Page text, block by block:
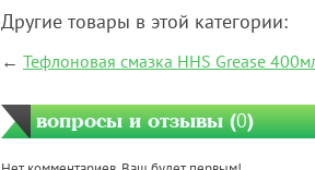
Другие товары в этой категории:
← Тефлоновая смазка HHS Grease
вопросы и отзывы (0)